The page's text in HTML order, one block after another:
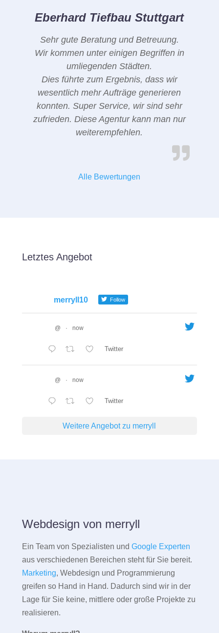
Eberhard Tiefbau Stuttgart
Sehr gute Beratung und Betreuung.
Wir kommen unter einigen Begriffen in
umliegenden Städten.
Dies führte zum Ergebnis, dass wir
wesentlich mehr Aufträge generieren
konnten. Super Service, wir sind sehr
zufrieden. Diese Agentur kann man nur
weiterempfehlen.
Alle Bewertungen
Letztes Angebot
merryll10 Follow
@ · now
Twitter
@ · now
Twitter
Weitere Angebot zu merryll
Webdesign von merryll
Ein Team von Spezialisten und Google Experten
aus verschiedenen Bereichen steht für Sie bereit.
Marketing, Webdesign und Programmierung
greifen so Hand in Hand. Dadurch sind wir in der
Lage für Sie keine, mittlere oder große Projekte zu
realisieren.